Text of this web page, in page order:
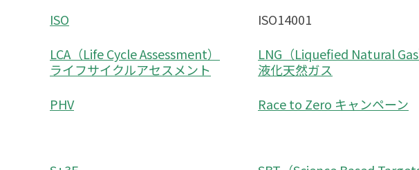
ISO
ISO14001
LCA（Life Cycle Assessment）
ライフサイクルアセスメント
LNG（Liquefied Natural Gas
液化天然ガス
PHV
Race to Zero キャンペーン